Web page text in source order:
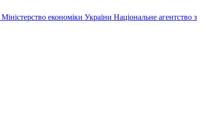
Міністерство економіки України Національне агентство з